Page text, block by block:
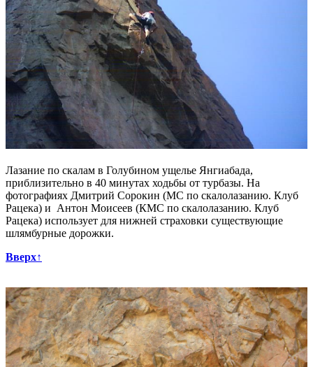
Лазание по скалам в Голубином ущелье Янгиабада,
приблизительно в 40 минутах ходьбы от турбазы. На
фотографиях Дмитрий Сорокин (МС по скалолазанию. Клуб
Рацека) и Антон Моисеев (КМС по скалолазанию. Клуб
Рацека) использует для нижней страховки существующие
шлямбурные дорожки.
Вверх↑